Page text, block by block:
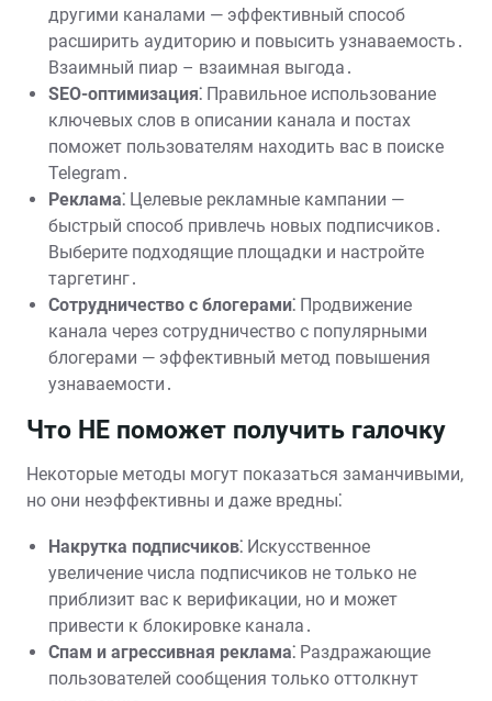
другими каналами — эффективный способ
расширить аудиторию и повысить узнаваемость․
Взаимный пиар – взаимная выгода․
SEO-оптимизация⁚ Правильное использование
ключевых слов в описании канала и постах
поможет пользователям находить вас в поиске
Telegram․
Реклама⁚ Целевые рекламные кампании —
быстрый способ привлечь новых подписчиков․
Выберите подходящие площадки и настройте
таргетинг․
Сотрудничество с блогерами⁚ Продвижение
канала через сотрудничество с популярными
блогерами — эффективный метод повышения
узнаваемости․
Что НЕ поможет получить галочку
Некоторые методы могут показаться заманчивыми,
но они неэффективны и даже вредны⁚
Накрутка подписчиков⁚ Искусственное
увеличение числа подписчиков не только не
приблизит вас к верификации, но и может
привести к блокировке канала․
Спам и агрессивная реклама⁚ Раздражающие
пользователей сообщения только оттолкнут